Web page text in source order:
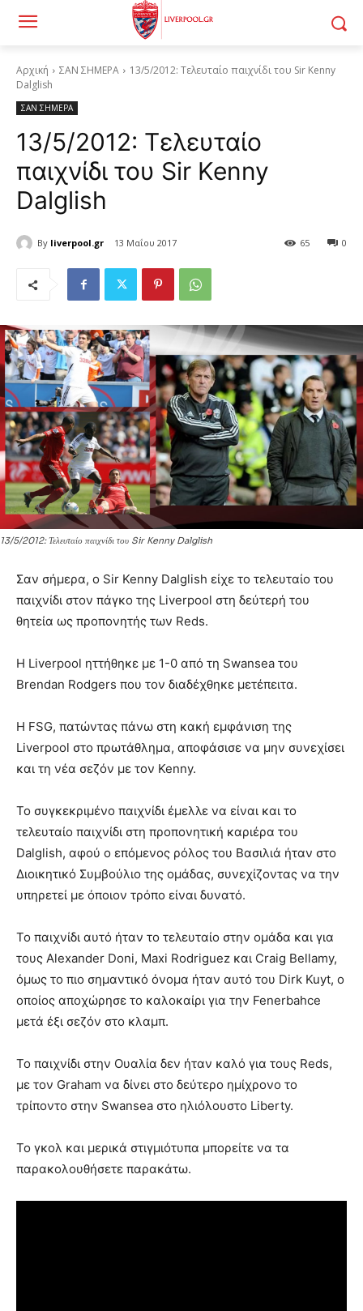
Αρχική ΣΑΝ ΣΗΜΕΡΑ
13/5/2012: Τελευταίο παιχνίδι του Sir Kenny
Dalglish
ΣΑΝ ΣΗΜΕΡΑ
13/5/2012: Τελευταίο
παιχνίδι του Sir Kenny
Dalglish
By liverpool.gr 13 Μαΐου 2017 0
65
13/5/2012: Τελευταίο παιχνίδι του Sir Kenny Dalglish
Σαν σήμερα, ο Sir Kenny Dalglish είχε το τελευταίο του
παιχνίδι στον πάγκο της Liverpool στη δεύτερή του
θητεία ως προπονητής των Reds.
Η Liverpool ηττήθηκε με 1-0 από τη Swansea του
Brendan Rodgers που τον διαδέχθηκε μετέπειτα.
H FSG, πατώντας πάνω στη κακή εμφάνιση της
Liverpool στο πρωτάθλημα, αποφάσισε να μην συνεχίσει
και τη νέα σεζόν με τον Kenny.
Το συγκεκριμένο παιχνίδι έμελλε να είναι και το
τελευταίο παιχνίδι στη προπονητική καριέρα του
Dalglish, αφού ο επόμενος ρόλος του Βασιλιά ήταν στο
Διοικητικό Συμβούλιο της ομάδας, συνεχίζοντας να την
υπηρετεί με όποιον τρόπο είναι δυνατό.
Το παιχνίδι αυτό ήταν το τελευταίο στην ομάδα και για
τους Alexander Doni, Maxi Rodriguez και Craig Bellamy,
όμως το πιο σημαντικό όνομα ήταν αυτό του Dirk Kuyt, ο
οποίος αποχώρησε το καλοκαίρι για την Fenerbahce
μετά έξι σεζόν στο κλαμπ.
Το παιχνίδι στην Ουαλία δεν ήταν καλό για τους Reds,
με τον Graham να δίνει στο δεύτερο ημίχρονο το
τρίποντο στην Swansea στο ηλιόλουστο Liberty.
Το γκολ και μερικά στιγμιότυπα μπορείτε να τα
παρακολουθήσετε παρακάτω.